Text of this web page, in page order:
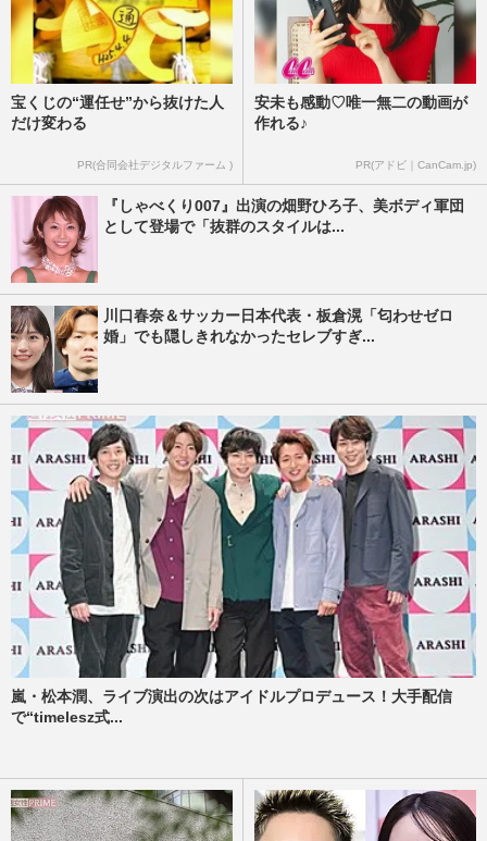
宝くじの“運任せ”から抜けた人
だけ変わる
PR(合同会社デジタルファーム )
安未も感動♡唯一無二の動画が
作れる♪
PR(アドビ｜CanCam.jp)
『しゃべくり007』出演の畑野ひろ子、美ボディ軍団
として登場で「抜群のスタイルは...
川口春奈＆サッカー日本代表・板倉滉「匂わせゼロ
婚」でも隠しきれなかったセレブすぎ...
嵐・松本潤、ライブ演出の次はアイドルプロデュース！大手配信
で“timelesz式...